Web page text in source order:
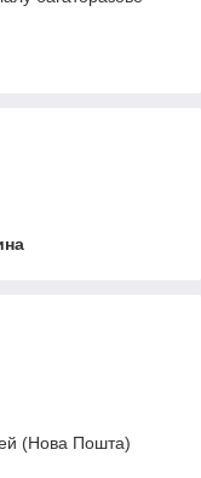
(Нова Пошта)